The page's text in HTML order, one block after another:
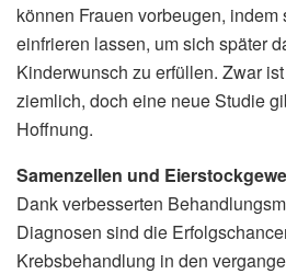
können Frauen vorbeugen,
einfrieren lassen, um sich später
Kinderwunsch zu erfüllen. Zwar
ziemlich, doch eine neue Studie
Hoffnung.
Samenzellen und
Dank verbesserten
Diagnosen sind die
Krebsbehandlung in den